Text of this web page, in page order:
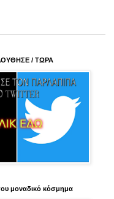
/ ΤΩΡΑ
μοναδικό κόσμημα